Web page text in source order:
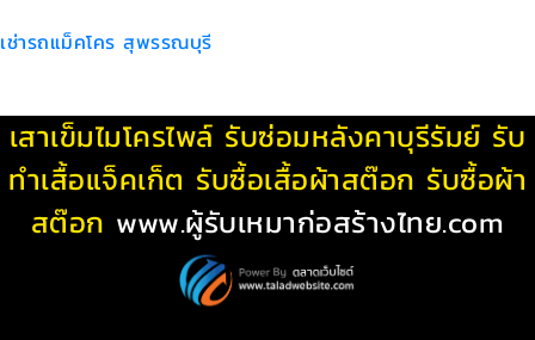
เช่ารถแม็คโคร สุพรรณบุรี
เสาเข็มไมโครไพล์ รับซ่อมหลังคาบุรีรัมย์ รับ
ทําเสื้อแจ็คเก็ต รับซื้อเสื้อผ้าสต๊อก รับซื้อผ้า
สต๊อก www.ผู้รับเหมาก่อสร้างไทย.com